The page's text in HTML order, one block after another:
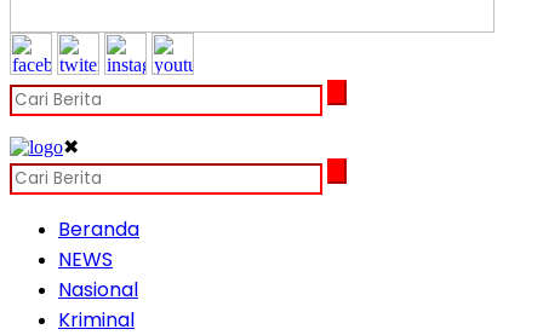
✖
Beranda
NEWS
Nasional
Kriminal